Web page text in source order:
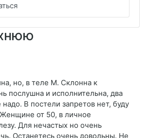
но, в теле М. Склонна к
послушна и исполнительна, два
надо. В постели запретов нет, буду
от 50, в личное
Для нечастых но очень
Останетесь очень довольны. Не